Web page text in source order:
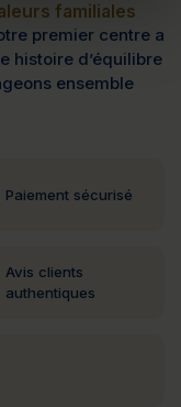
familiales
premier centre a
histoire d’équilibre
ensemble
Paiement sécurisé
Avis clients
authentiques